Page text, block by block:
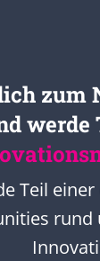
zum
werde
Teil
rund